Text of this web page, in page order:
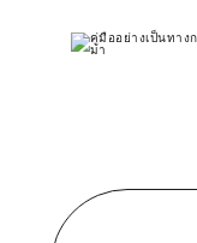
อาหารรสเลิศ / สุรา